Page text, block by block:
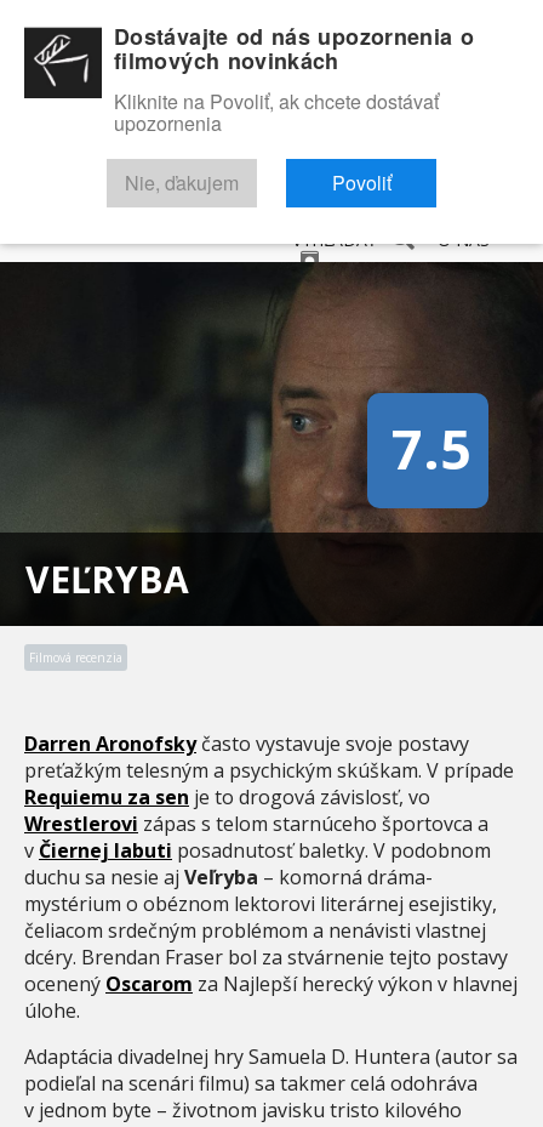
RECENZIE TRAILERY FILMOVÁ DATABÁZA
VYHĽADAŤ O NÁS
VEĽRYBA
7.5
Filmová recenzia
Darren Aronofskyčasto vystavuje svoje postavy
preťažkým telesným a psychickým skúškam. V prípade
Requiemu za sen je to drogová závislosť, vo
Wrestlerovi zápas s telom starnúceho športovca a
v Čiernej labuti posadnutosť baletky. V podobnom
duchu sa nesie aj Veľryba – komorná dráma-
mystérium o obéznom lektorovi literárnej esejistiky,
čeliacom srdečným problémom a nenávisti vlastnej
dcéry. Brendan Fraser bol za stvárnenie tejto postavy
ocenený Oscarom za Najlepší herecký výkon v hlavnej
úlohe.
Adaptácia divadelnej hry Samuela D. Huntera (autor sa
podieľal na scenári filmu) sa takmer celá odohráva
v jednom byte – životnom javisku tristo kilového
Dostávajte od nás upozornenia o
filmových novinkách
Kliknite na Povoliť, ak chcete dostávať
upozornenia
Nie, ďakujem Povoliť